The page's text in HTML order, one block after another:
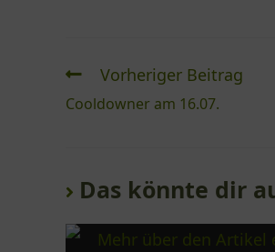
Vorheriger Beitrag
Cooldowner am 16.07.
Das könnte dir